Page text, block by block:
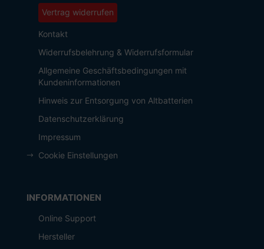
Vertrag widerrufen
Kontakt
Widerrufsbelehrung & Widerrufsformular
Allgemeine Geschäftsbedingungen mit
Kundeninformationen
Hinweis zur Entsorgung von Altbatterien
Datenschutzerklärung
Impressum
Cookie Einstellungen
INFORMATIONEN
Online Support
Hersteller